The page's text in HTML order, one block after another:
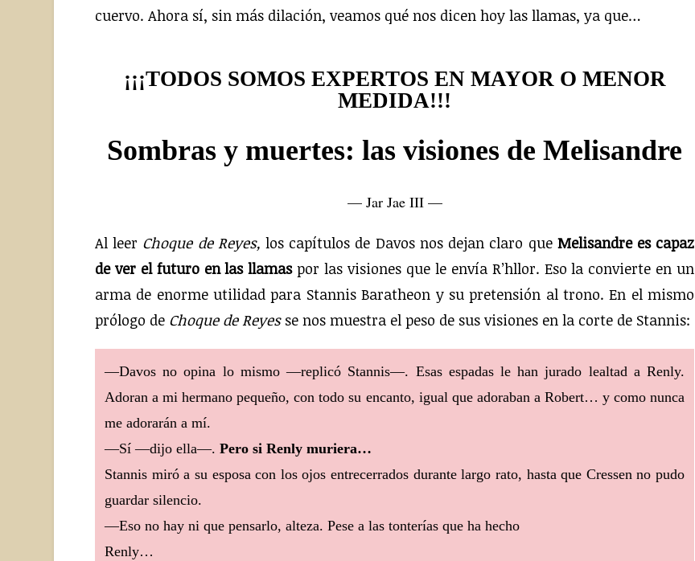
cuervo. Ahora sí, sin más dilación, veamos qué nos dicen hoy las llamas, ya que…
¡¡¡TODOS SOMOS EXPERTOS EN MAYOR O MENOR
MEDIDA!!!
Sombras y muertes: las visiones de Melisandre
— Jar Jae III —
Al leer Choque de Reyes, los capítulos de Davos nos dejan claro que Melisandre es capaz
de ver el futuro en las llamaspor las visiones que le envía R’hllor. Eso la convierte en un
arma de enorme utilidad para Stannis Baratheon y su pretensión al trono. En el mismo
prólogo de Choque de Reyes se nos muestra el peso de sus visiones en la corte de Stannis:
—Davos no opina lo mismo —replicó Stannis—. Esas espadas le han jurado lealtad a Renly.
Adoran a mi hermano pequeño, con todo su encanto, igual que adoraban a Robert… y como nunca
me adorarán a mí.
—Sí —dijo ella—. Pero si Renly muriera…
Stannis miró a su esposa con los ojos entrecerrados durante largo rato, hasta que Cressen no pudo
guardar silencio.
—Eso no hay ni que pensarlo, alteza. Pese a las tonterías que ha hecho
Renly…